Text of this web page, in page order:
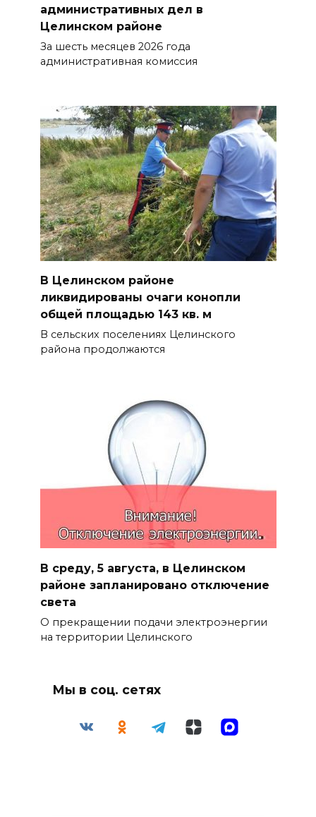
административных дел в
Целинском районе
За шесть месяцев 2026 года
административная комиссия
В Целинском районе
ликвидированы очаги конопли
общей площадью 143 кв. м
В сельских поселениях Целинского
района продолжаются
В среду, 5 августа, в Целинском
районе запланировано отключение
света
О прекращении подачи электроэнергии
на территории Целинского
Мы в соц. сетях